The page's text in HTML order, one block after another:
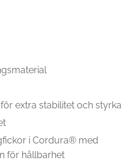
extra stabilitet och styrka
i Cordura® med
för hållbarhet